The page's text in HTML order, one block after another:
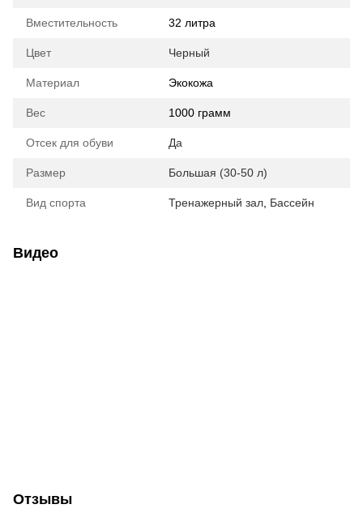
Вместительность 32 литра
Цвет Черный
Материал Экокожа
Вес 1000 грамм
Отсек для обуви Да
Размер Большая (30-50 л)
Вид спорта Тренажерный зал Бассейн
Видео
Отзывы